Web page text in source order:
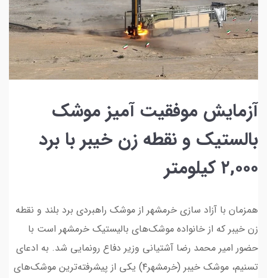
آزمایش موفقیت آمیز موشک
بالستیک و نقطه زن خیبر با برد
۲,۰۰۰ کیلومتر
همزمان با آزاد سازی خرمشهر از موشک راهبردی برد بلند و نقطه
زن خیبر که از خانواده موشک‌های بالیستیک خرمشهر است با
حضور امیر محمد رضا آشتیانی وزیر دفاع رونمایی شد. به ادعای
تسنیم، موشک خیبر (خرمشهر۴) یکی از پیشرفته‌ترین موشک‌های